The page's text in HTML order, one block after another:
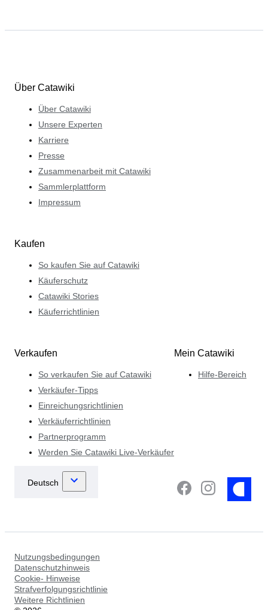
Über Catawiki
Über Catawiki
Unsere Experten
Karriere
Presse
Zusammenarbeit mit Catawiki
Sammlerplattform
Impressum
Kaufen
So kaufen Sie auf Catawiki
Käuferschutz
Catawiki Stories
Käuferrichtlinien
Verkaufen
So verkaufen Sie auf Catawiki
Verkäufer-Tipps
Einreichungsrichtlinien
Verkäuferrichtlinien
Partnerprogramm
Werden Sie Catawiki Live-Verkäufer
Mein Catawiki
Hilfe-Bereich
Nutzungsbedingungen
Datenschutzhinweis
Cookie- Hinweise
Strafverfolgungsrichtlinie
Weitere Richtlinien